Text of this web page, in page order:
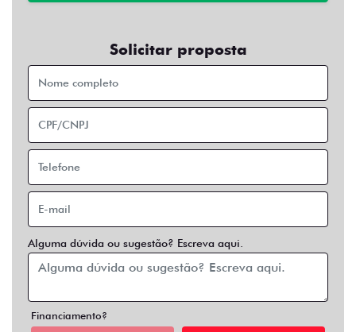
Solicitar proposta
Alguma dúvida ou sugestão? Escreva aqui.
Financiamento?